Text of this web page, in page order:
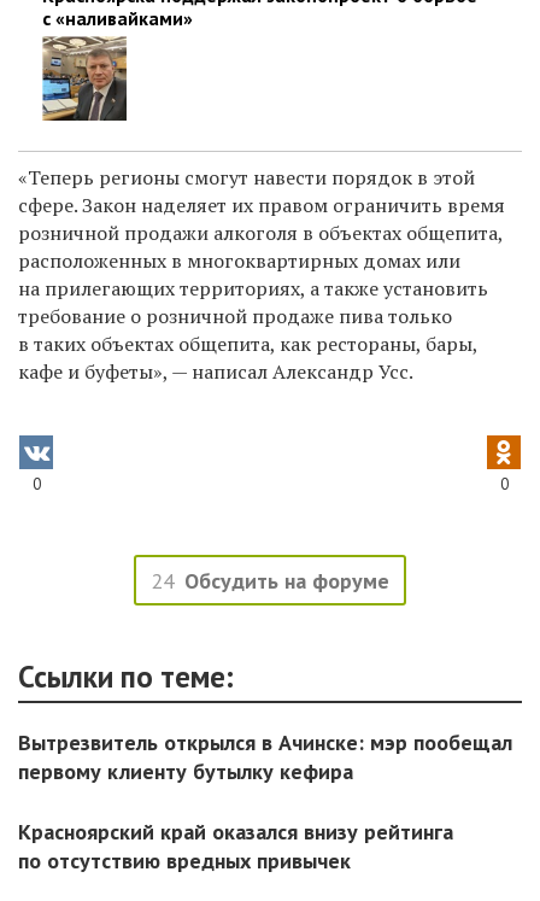
с «наливайками»
«Теперь регионы смогут навести порядок в этой
сфере. Закон наделяет их правом ограничить время
розничной продажи алкоголя в объектах общепита,
расположенных в многоквартирных домах или
на прилегающих территориях, а также установить
требование о розничной продаже пива только
в таких объектах общепита, как рестораны, бары,
кафе и буфеты», — написал Александр Усс.
0 0
24 Обсудить на форуме
Ссылки по теме:
Вытрезвитель открылся в Ачинске: мэр пообещал
первому клиенту бутылку кефира
Красноярский край оказался внизу рейтинга
по отсутствию вредных привычек